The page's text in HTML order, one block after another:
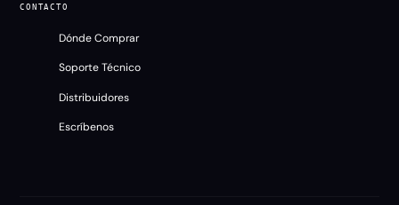
CONTACTO
Dónde Comprar
Soporte Técnico
Distribuidores
Escríbenos